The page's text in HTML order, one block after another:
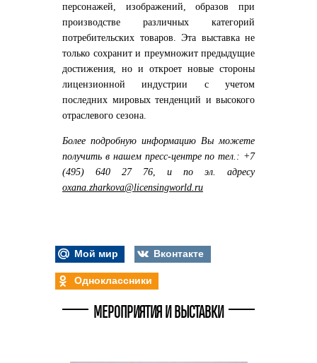
персонажей, изображений, образов при
производстве различных категорий
потребительских товаров. Эта выставка не
только сохранит и преумножит предыдущие
достижения, но и откроет новые стороны
лицензионной индустрии с учетом
последних мировых тенденций и высокого
отраслевого сезона.
Более подробную информацию Вы можете
получить в нашем пресс-центре по тел.: +7
(495) 640 27 76
и по эл. адресу
oxana.zharkova@licensingworld.ru
Мой мир
Вконтакте
Одноклассники
МЕРОПРИЯТИЯ И ВЫСТАВКИ